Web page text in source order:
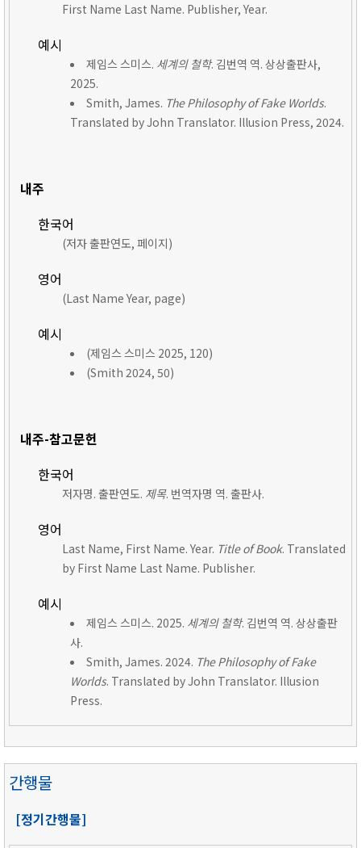
First Name Last Name. Publisher, Year.
예시
제임스 스미스. 세계의 철학. 김번역 역. 상상출판사,
2025.
Smith, James. The Philosophy of Fake Worlds.
Translated by John Translator. Illusion Press, 2024.
내주
한국어
(저자 출판연도, 페이지)
영어
(Last Name Year, page)
예시
(제임스 스미스 2025, 120)
(Smith 2024, 50)
내주-참고문헌
한국어
저자명. 출판연도. 제목. 번역자명 역. 출판사.
영어
Last Name, First Name. Year. Title of Book. Translated
by First Name Last Name. Publisher.
예시
제임스 스미스. 2025. 세계의 철학. 김번역 역. 상상출판
사.
Smith, James. 2024. The Philosophy of Fake
Worlds. Translated by John Translator. Illusion
Press.
간행물
[정기간행물]